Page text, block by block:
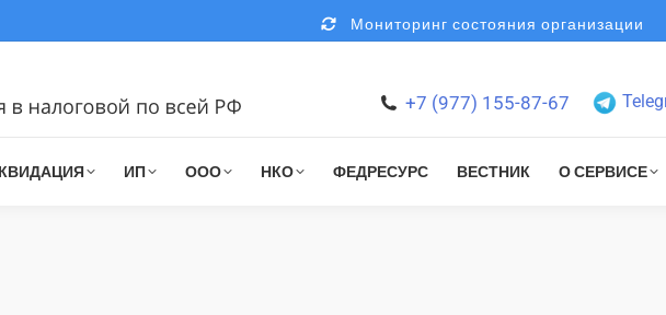
Мониторинг состояния организации
+7 (977) 155-87-67
ИП ООО НКО ФЕДРЕСУРС ВЕСТНИК О СЕРВИСЕ